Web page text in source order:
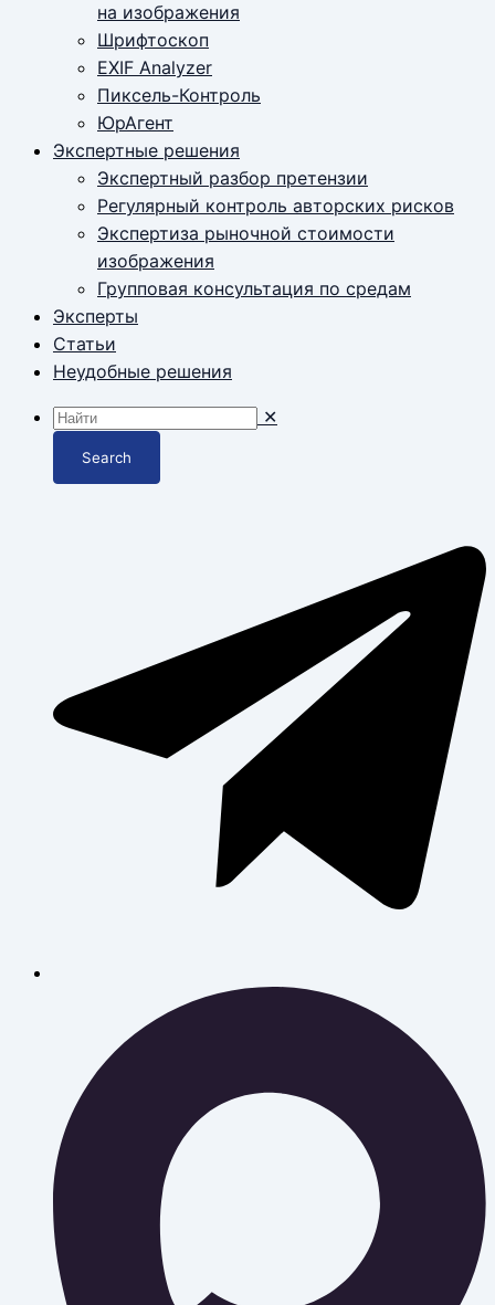
на изображения
Шрифтоскоп
EXIF Analyzer
Пиксель-Контроль
ЮрАгент
Экспертные решения
Экспертный разбор претензии
Регулярный контроль авторских рисков
Экспертиза рыночной стоимости
изображения
Групповая консультация по средам
Эксперты
Статьи
Неудобные решения
✕